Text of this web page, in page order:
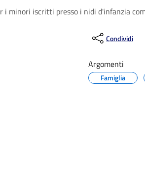
i minori iscritti presso i nidi d'infanzia
Condividi
Argomenti
Famiglia